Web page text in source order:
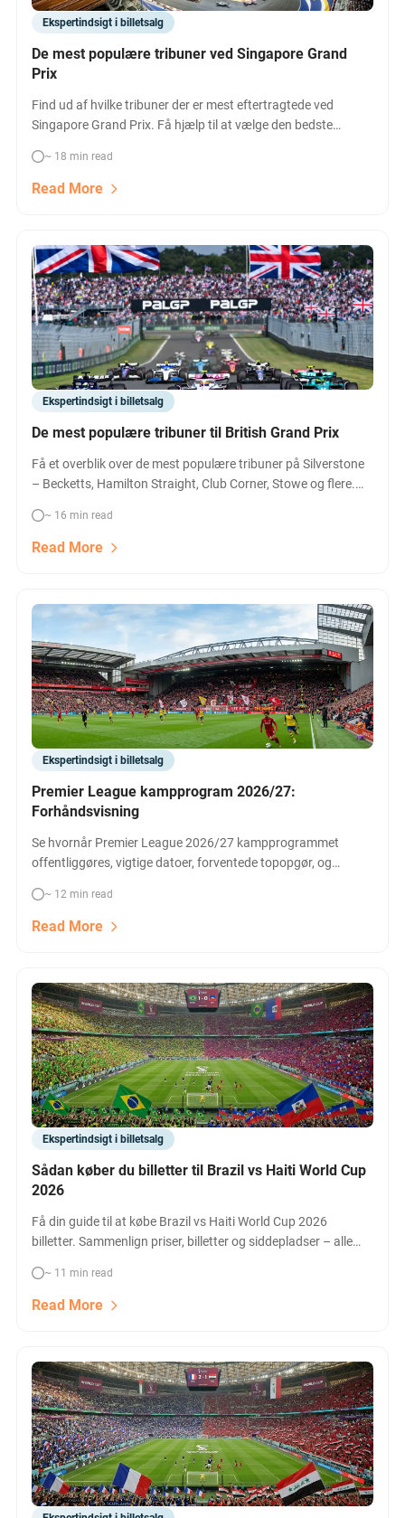
Ekspertindsigt i billetsalg
De mest populære tribuner ved Singapore Grand
Prix
Find ud af hvilke tribuner der er mest eftertragtede ved
Singapore Grand Prix. Få hjælp til at vælge den bedste
stillede spørgsmål om Marina Bay Street Circuit.
~ 18 min read
Read More
Ekspertindsigt i billetsalg
De mest populære tribuner til British Grand Prix
Få et overblik over de mest populære tribuner på Silverstone
– Becketts, Hamilton Straight, Club Corner, Stowe og flere.
~ 16 min read
Read More
Ekspertindsigt i billetsalg
Premier League kampprogram 2026/27:
Forhåndsvisning
Se hvornår Premier League 2026/27 kampprogrammet
offentliggøres, vigtige datoer, forventede topopgør, og
m.fl. så snart kampene annonceres. Gå ikke glip af de
hotteste kampe – få overblikket her.
~ 12 min read
Read More
Ekspertindsigt i billetsalg
Sådan køber du billetter til Brazil vs Haiti World Cup
2026
Få din guide til at købe Brazil vs Haiti World Cup 2026
billetter. Sammenlign priser, billetter og siddepladser – alle
~ 11 min read
Read More